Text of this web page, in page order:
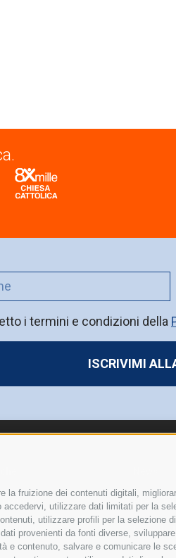
fruizione dei contenuti digitali,
utilizzare dati limitati per la
utilizzare profili per la selezione
provenienti da fonti diverse,
e contenuto, salvare e comunicare le
i termini e condizioni della
ISCRIVIMI
2026/27
Press kit
Le sedi